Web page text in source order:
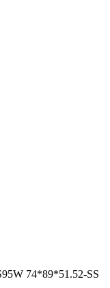
74*89*51.52-SS